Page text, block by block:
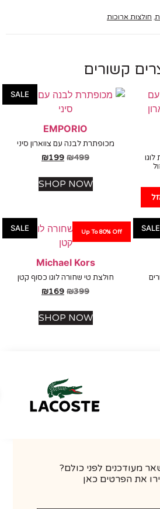
ארוכות
קשורים
SALE
EMPORIO
מכופתרת לבנה עם צווארון סיני
₪
₪199
SHOP NOW
SALE Up To 80% Off
Michael Kors
חולצת טי שחורה לוגו כסוף קטן
₪
₪169
SHOP NOW
לפני כולם?
הפרטים כאן